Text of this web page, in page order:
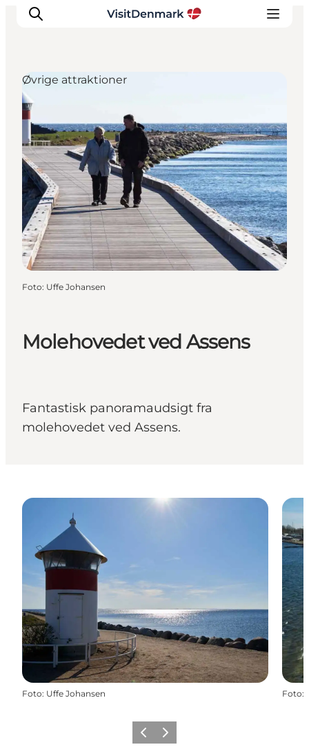
Inspiration
Destinationer
Oplevelser
Overnatning
Planlæg ferien
Molehovedet ved Assens
Fantastisk panoramaudsigt fra
molehovedet ved Assens.
Øvrige attraktioner
Foto: Uffe Johansen
Foto: Uffe Johansen Foto:
ForrigeNæste